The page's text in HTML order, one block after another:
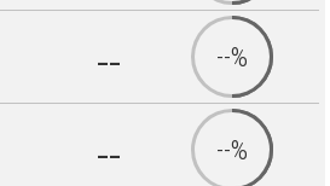
-- --%
-- --%